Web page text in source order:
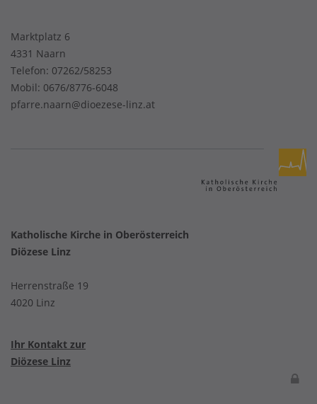
Marktplatz 6
4331 Naarn
Telefon: 07262/58253
Mobil: 0676/8776-6048
pfarre.naarn@dioezese-linz.at
Katholische Kirche in Oberösterreich
Diözese Linz
Herrenstraße 19
4020 Linz
Ihr Kontakt zur
Diözese Linz